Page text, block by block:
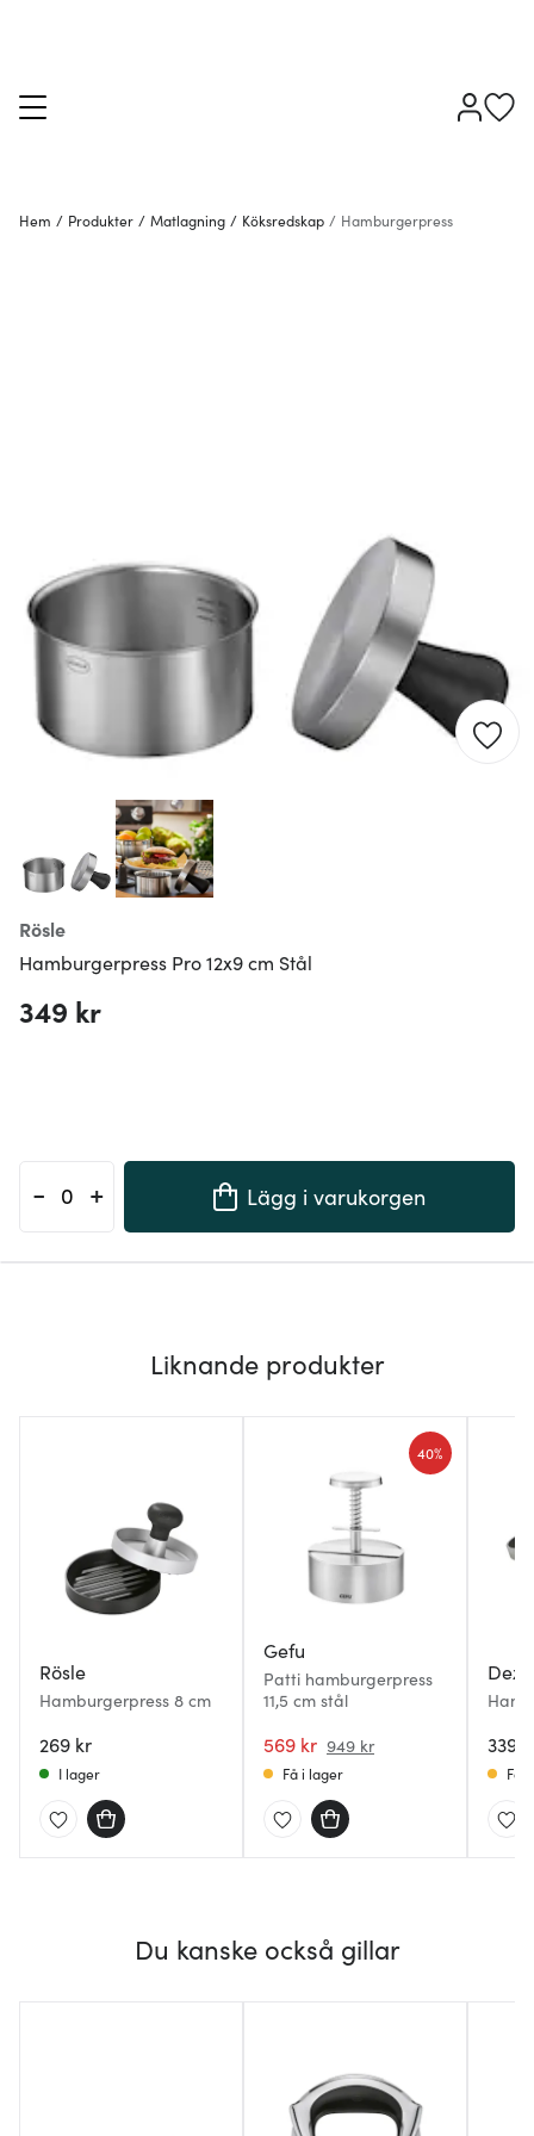
Hem / Produkter / Matlagning / Köksredskap / Hamburgerpress
Rösle
Hamburgerpress Pro 12x9 cm Stål
349 kr
- + Lägg i varukorgen
Liknande produkter
Rösle
Hamburgerpress 8 cm
269 kr
I lager
Gefu
Patti hamburgerpress
11,5 cm stål
569 kr 949 kr
40%
Få i lager
339
Få
Du kanske också gillar